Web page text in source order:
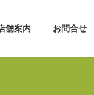
舗案内 お問合せ